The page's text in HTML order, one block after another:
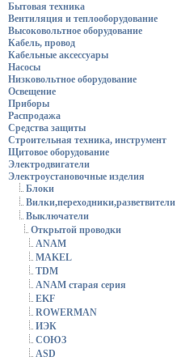
Бытовая техника
Вентиляция и теплооборудование
Высоковольтное оборудование
Кабель, провод
Кабельные аксессуары
Насосы
Низковольтное оборудование
Освещение
Приборы
Распродажа
Средства защиты
Строительная техника, инструмент
Щитовое оборудование
Электродвигатели
Электроустановочные изделия
Блоки
Вилки,переходники,разветвители
Выключатели
Открытой проводки
ANAM
MAKEL
TDM
ANAM старая серия
EKF
ROWERMAN
ИЭК
СОЮЗ
ASD